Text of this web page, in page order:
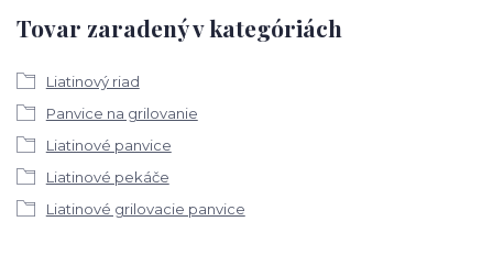
Tovar zaradený v kategóriách
Liatinový riad
Panvice na grilovanie
Liatinové panvice
Liatinové pekáče
Liatinové grilovacie panvice